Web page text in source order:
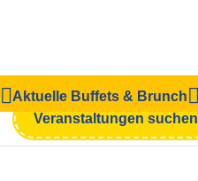
Aktuelle Buffets & Brunch
Veranstaltungen suchen